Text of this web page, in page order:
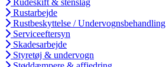
Rudeskift & stenslag
Rustarbejde
Rustbeskyttelse / Undervognsbehandling
Serviceeftersyn
Skadesarbejde
Styretøj & undervogn